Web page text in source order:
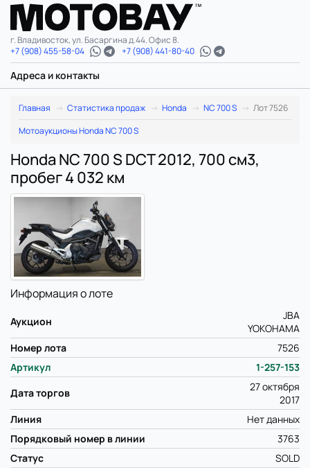
г. Владивосток, ул. Басаргина д.44. Офис 8.
+7 (908) 455-58-04
+7 (908) 441-80-40
Адреса и контакты
Главная Статистика продаж Honda NC 700 S
Лот 7526
Мотоаукционы Honda NC 700 S
Honda NC 700 S DCT 2012, 700 см3,
пробег 4 032 км
Информация о лоте
Аукцион
JBA
YOKOHAMA
Номер лота
7526
Артикул
1-257-153
Дата торгов
27 октября
2017
Линия
Нет данных
Порядковый номер в линии
3763
Статус
SOLD